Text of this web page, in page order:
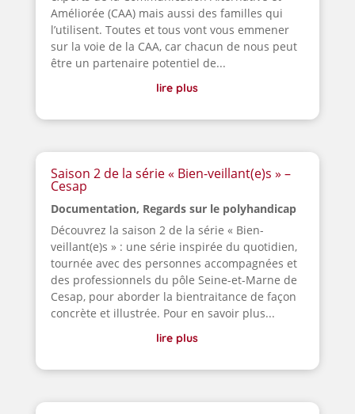
Améliorée (CAA) mais aussi des familles qui
l’utilisent. Toutes et tous vont vous emmener
sur la voie de la CAA, car chacun de nous peut
être un partenaire potentiel de...
lire plus
Saison 2 de la série « Bien-veillant(e)s » –
Cesap
Documentation, Regards sur le polyhandicap
Découvrez la saison 2 de la série « Bien-
veillant(e)s » : une série inspirée du quotidien,
tournée avec des personnes accompagnées et
des professionnels du pôle Seine-et-Marne de
Cesap, pour aborder la bientraitance de façon
concrète et illustrée. Pour en savoir plus...
lire plus